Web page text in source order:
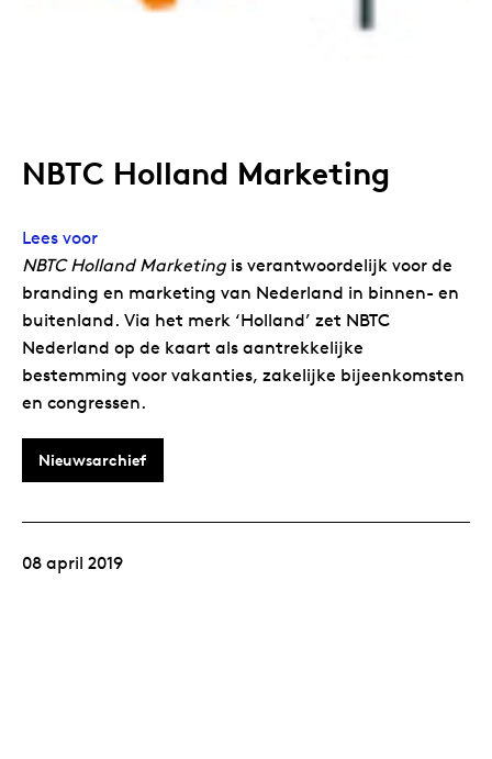
08 april 2019
NBTC Holland Marketing
Lees voor
NBTC Holland Marketing is verantwoordelijk voor de
branding en marketing van Nederland in binnen- en
buitenland. Via het merk ‘Holland’ zet NBTC
Nederland op de kaart als aantrekkelijke
bestemming voor vakanties, zakelijke bijeenkomsten
en congressen.
Nieuwsarchief